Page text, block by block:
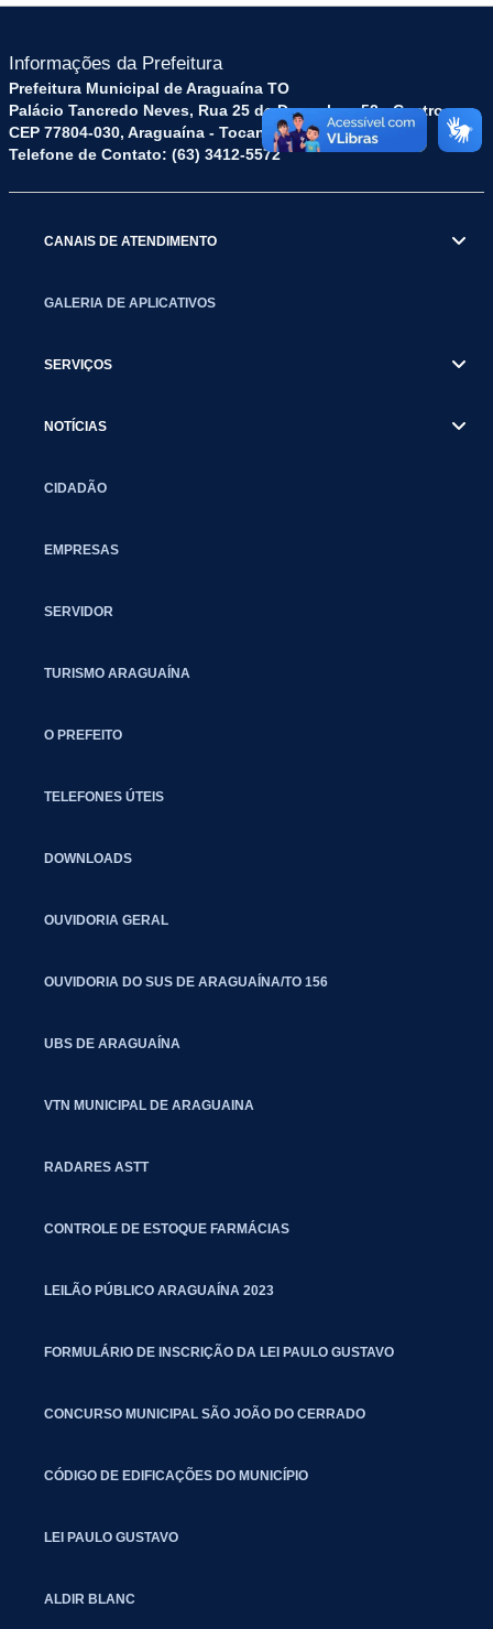
Informações da Prefeitura
Prefeitura Municipal de Araguaína TO
Palácio Tancredo Neves, Rua 25 de Dezembro, 52 - Centro
CEP 77804-030, Araguaína - Tocantins.
Telefone de Contato: (63) 3412-5572
CANAIS DE ATENDIMENTO
GALERIA DE APLICATIVOS
SERVIÇOS
NOTÍCIAS
CIDADÃO
EMPRESAS
SERVIDOR
TURISMO ARAGUAÍNA
O PREFEITO
TELEFONES ÚTEIS
DOWNLOADS
OUVIDORIA GERAL
OUVIDORIA DO SUS DE ARAGUAÍNA/TO 156
UBS DE ARAGUAÍNA
VTN MUNICIPAL DE ARAGUAINA
RADARES ASTT
CONTROLE DE ESTOQUE FARMÁCIAS
LEILÃO PÚBLICO ARAGUAÍNA 2023
FORMULÁRIO DE INSCRIÇÃO DA LEI PAULO GUSTAVO
CONCURSO MUNICIPAL SÃO JOÃO DO CERRADO
CÓDIGO DE EDIFICAÇÕES DO MUNICÍPIO
LEI PAULO GUSTAVO
ALDIR BLANC